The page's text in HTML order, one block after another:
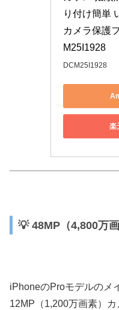
り付け簡単
カメラ保護
M25I1928
DCM25I1928
楽
💡 48MP（4,800万
iPhoneのProモデルのメ
12MP（1,200万画素）